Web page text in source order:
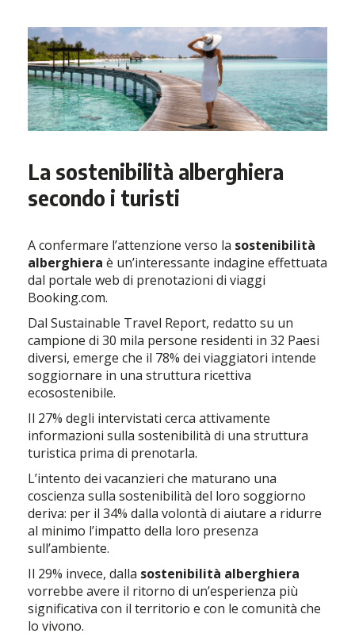
La sostenibilità alberghiera
secondo i turisti
A confermare l’attenzione verso la sostenibilità
alberghiera è un’interessante indagine effettuata
dal portale web di prenotazioni di viaggi
Booking.com.
Dal Sustainable Travel Report, redatto su un
campione di 30 mila persone residenti in 32 Paesi
diversi, emerge che il 78% dei viaggiatori intende
soggiornare in una struttura ricettiva
ecosostenibile.
Il 27% degli intervistati cerca attivamente
informazioni sulla sostenibilità di una struttura
turistica prima di prenotarla.
L’intento dei vacanzieri che maturano una
coscienza sulla sostenibilità del loro soggiorno
deriva: per il 34% dalla volontà di aiutare a ridurre
al minimo l’impatto della loro presenza
sull’ambiente.
Il 29% invece, dalla sostenibilità alberghiera
vorrebbe avere il ritorno di un’esperienza più
significativa con il territorio e con le comunità che
lo vivono.